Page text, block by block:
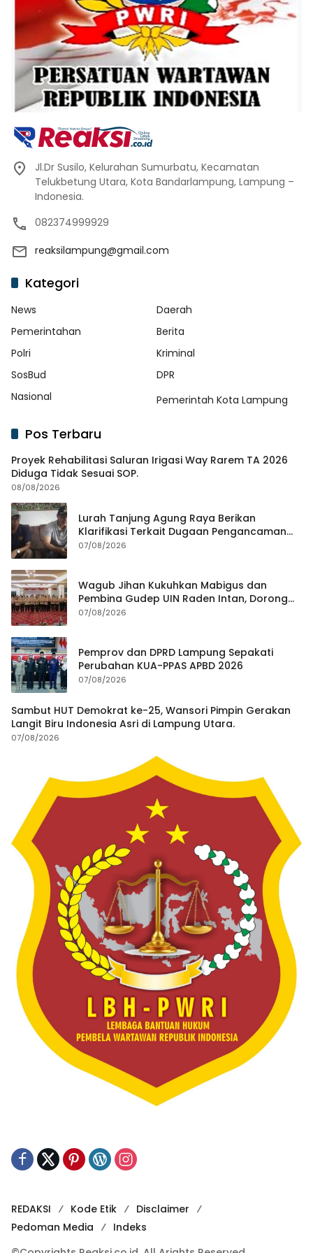
Jl.Dr Susilo, Kelurahan Sumurbatu, Kecamatan
Telukbetung Utara, Kota Bandarlampung, Lampung –
Indonesia.
082374999929
reaksilampung@gmail.com
Kategori
News
Daerah
Pemerintahan
Berita
Polri
Kriminal
SosBud
DPR
Nasional
Pemerintah Kota Lampung
Pos Terbaru
Proyek Rehabilitasi Saluran Irigasi Way Rarem TA 2026
Diduga Tidak Sesuai SOP.
08/08/2026
Lurah Tanjung Agung Raya Berikan
Klarifikasi Terkait Dugaan Pengancaman
Antar Warga Yang Berujung Laporan ke
07/08/2026
Wagub Jihan Kukuhkan Mabigus dan
Pembina Gudep UIN Raden Intan, Dorong
Penguatan Karakter Generasi Muda
07/08/2026
Pemprov dan DPRD Lampung Sepakati
Perubahan KUA-PPAS APBD 2026
07/08/2026
Sambut HUT Demokrat ke-25, Wansori Pimpin Gerakan
Langit Biru Indonesia Asri di Lampung Utara.
07/08/2026
REDAKSI Kode Etik
Disclaimer
Pedoman Media
Indeks